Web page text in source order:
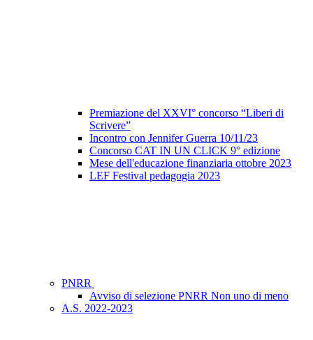
Premiazione del XXVI° concorso “Liberi di
Scrivere”
Incontro con Jennifer Guerra 10/11/23
Concorso CAT IN UN CLICK 9° edizione
Mese dell'educazione finanziaria ottobre 2023
LEF Festival pedagogia 2023
PNRR
Avviso di selezione PNRR Non uno di meno
A.S. 2022-2023